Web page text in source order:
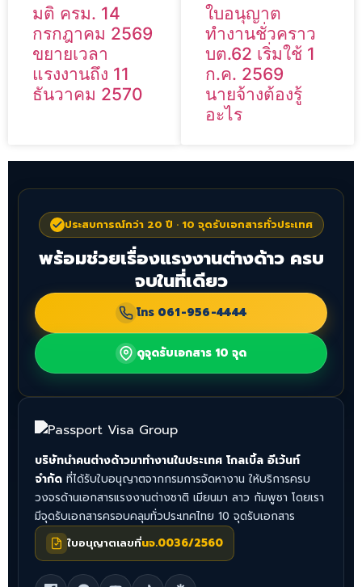
มติ ครม. 14
กรกฎาคม 2569
ขยายเวลา
แรงงานถึง 11
ธันวาคม 2570
ใบอนุญาต
ทำงานชั่วคราว
บต.62 เริ่มใช้ 1
ก.ค. 2569
นายจ้างต้องรู้
อะไร
ประสบการณ์กว่า 20 ปี · 10 จุดรับเอกสารทั่วประเทศ
พร้อมช่วยเรื่องแรงงานต่างด้าว ครบ
จบในที่เดียว
โทร 061-956-4444
ดูจุดรับเอกสาร 10 จุด
บริษัทนำคนต่างด้าวมาทำงานในประเทศ โกลเบิ้ล อีเว้นท์
จำกัด ที่ได้รับใบอนุญาตจากกรมการจัดหางาน ให้บริการครบ
วงจรด้านเอกสารแรงงานต่างชาติ เมียนมา ลาว กัมพูชา โดยเรา
มีจุดรับเอกสารครอบคลุมทั่วประเทศไทย 10 จุดรับเอกสาร
ใบอนุญาตเลขที่นจ.0036/2560